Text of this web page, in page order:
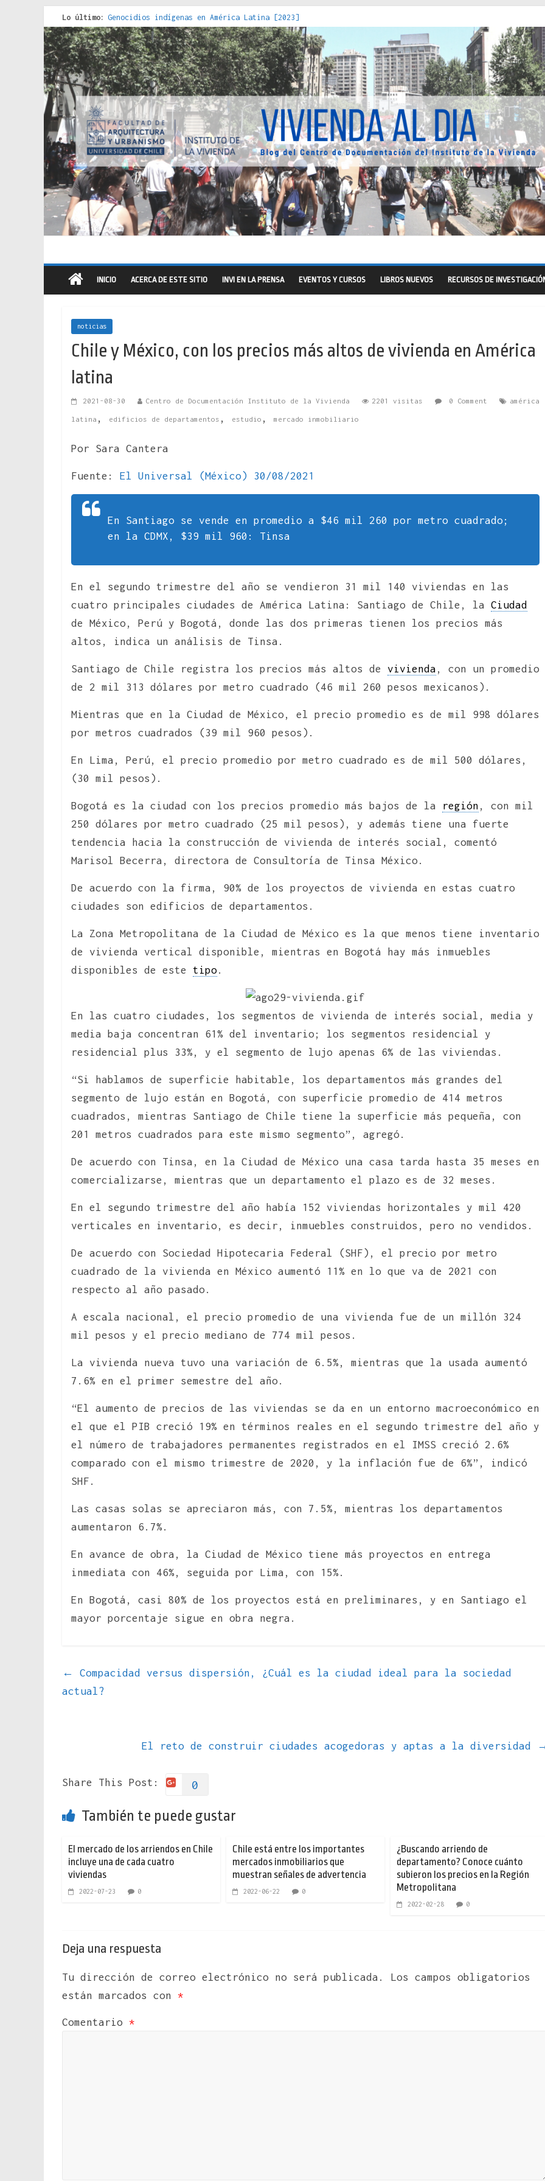
Lo último: Genocidios indígenas en América Latina [2023]
Estudios sobre la espacialización de los Estados : políticas, prácticas y representaciones [2022]
Donde el pedernal choca con el acero : hacia una teoría crítica de las fronteras latinoamericanas
Criterios técnicos para una vivienda adecuada [2019]
Red de consultorios de la Caja del Seguro Obrero en Santiago : un patrimonio emblemático [2014]
INICIO ACERCA DE ESTE SITIO INVI EN LA PRENSA EVENTOS Y CURSOS LIBROS NUEVOS RECURSOS DE
noticias
Chile y México, con los precios más altos de vivienda en América
latina
2021-08-30 Centro de Documentación Instituto de la Vivienda 2201 visitas 0 Comment américa
latina , edificios de departamentos , estudio , mercado inmobiliario
Por Sara Cantera
Fuente: El Universal (México) 30/08/2021
En Santiago se vende en promedio a $46 mil 260 por metro cuadrado;
en la CDMX, $39 mil 960: Tinsa
En el segundo trimestre del año se vendieron 31 mil 140 viviendas en las
cuatro principales ciudades de América Latina: Santiago de Chile, la Ciudad
de México, Perú y Bogotá, donde las dos primeras tienen los precios más
altos, indica un análisis de Tinsa.
Santiago de Chile registra los precios más altos de vivienda , con un promedio
de 2 mil 313 dólares por metro cuadrado (46 mil 260 pesos mexicanos).
Mientras que en la Ciudad de México, el precio promedio es de mil 998 dólares
por metros cuadrados (39 mil 960 pesos).
En Lima, Perú, el precio promedio por metro cuadrado es de mil 500 dólares,
(30 mil pesos).
Bogotá es la ciudad con los precios promedio más bajos de la región , con mil
250 dólares por metro cuadrado (25 mil pesos), y además tiene una fuerte
tendencia hacia la construcción de vivienda de interés social, comentó
Marisol Becerra, directora de Consultoría de Tinsa México.
De acuerdo con la firma, 90% de los proyectos de vivienda en estas cuatro
ciudades son edificios de departamentos.
La Zona Metropolitana de la Ciudad de México es la que menos tiene inventario
de vivienda vertical disponible, mientras en Bogotá hay más inmuebles
disponibles de este tipo.
En las cuatro ciudades, los segmentos de vivienda de interés social, media y
media baja concentran 61% del inventario; los segmentos residencial y
residencial plus 33%, y el segmento de lujo apenas 6% de las viviendas.
“Si hablamos de superficie habitable, los departamentos más grandes del
segmento de lujo están en Bogotá, con superficie promedio de 414 metros
cuadrados, mientras Santiago de Chile tiene la superficie más pequeña, con
201 metros cuadrados para este mismo segmento”, agregó.
De acuerdo con Tinsa, en la Ciudad de México una casa tarda hasta 35 meses en
comercializarse, mientras que un departamento el plazo es de 32 meses.
En el segundo trimestre del año había 152 viviendas horizontales y mil 420
verticales en inventario, es decir, inmuebles construidos, pero no vendidos.
De acuerdo con Sociedad Hipotecaria Federal (SHF), el precio por metro
cuadrado de la vivienda en México aumentó 11% en lo que va de 2021 con
respecto al año pasado.
A escala nacional, el precio promedio de una vivienda fue de un millón 324
mil pesos y el precio mediano de 774 mil pesos.
La vivienda nueva tuvo una variación de 6.5%, mientras que la usada aumentó
7.6% en el primer semestre del año.
“El aumento de precios de las viviendas se da en un entorno macroeconómico en
el que el PIB creció 19% en términos reales en el segundo trimestre del año y
el número de trabajadores permanentes registrados en el IMSS creció 2.6%
comparado con el mismo trimestre de 2020, y la inflación fue de 6%”, indicó
SHF.
Las casas solas se apreciaron más, con 7.5%, mientras los departamentos
aumentaron 6.7%.
En avance de obra, la Ciudad de México tiene más proyectos en entrega
inmediata con 46%, seguida por Lima, con 15%.
En Bogotá, casi 80% de los proyectos está en preliminares, y en Santiago el
mayor porcentaje sigue en obra negra.
←
Compacidad versus dispersión, ¿Cuál es la ciudad ideal para la sociedad
actual?
El reto de construir ciudades acogedoras y aptas a la diversidad
Share This Post: 0
También te puede gustar
El mercado de los arriendos en Chile
incluye una de cada cuatro
viviendas
2022-07-23 0
Chile está entre los importantes
mercados inmobiliarios que
muestran señales de advertencia
2022-06-22 0
¿Buscando arriendo de
departamento? Conoce cuánto
subieron los precios en la Región
Metropolitana
2022-02-28 0
Deja una respuesta
Tu dirección de correo electrónico no será publicada.
Los campos obligatorios
están marcados con *
Comentario *